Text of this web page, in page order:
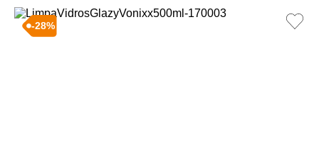
-28%
2º tinta
3º torneira